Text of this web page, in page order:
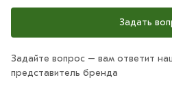
Задать
Задайте вопрос – вам ответит
представитель бренда